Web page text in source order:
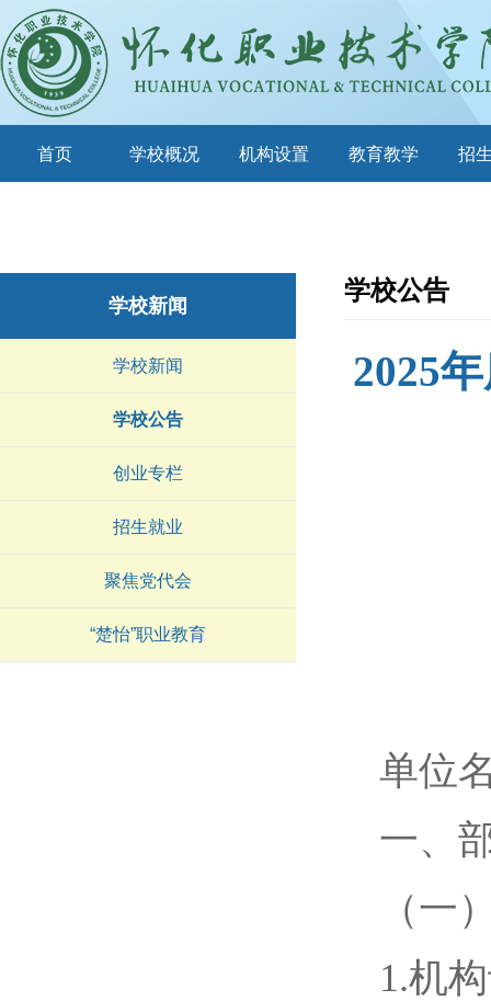
首页 学校概况 机构设置 教育教学 招
学校新闻
学校新闻
学校公告
创业专栏
招生就业
聚焦党代会
“楚怡”职业教育
学校公告
2025
单位
一、
（一
1.机